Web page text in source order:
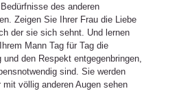
des anderen
Zeigen Sie Ihrer Frau die Liebe
der sie sich sehnt. Und lernen
Mann Tag für Tag die
und den Respektentgegenbringen,
sind. Sie werden
mit völlig anderen Augen sehen